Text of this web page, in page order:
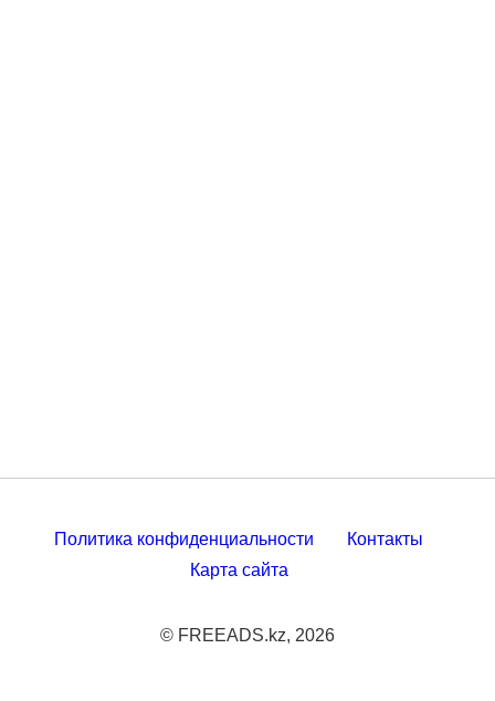
Политика конфиденциальности
Контакты
Карта сайта
© FREEADS.kz, 2026